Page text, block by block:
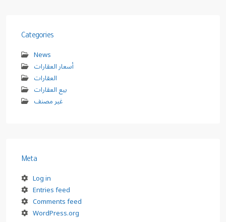
Categories
News
أسعار العقارات
العقارات
بيع العقارات
غير مصنف
Meta
Log in
Entries feed
Comments feed
WordPress.org